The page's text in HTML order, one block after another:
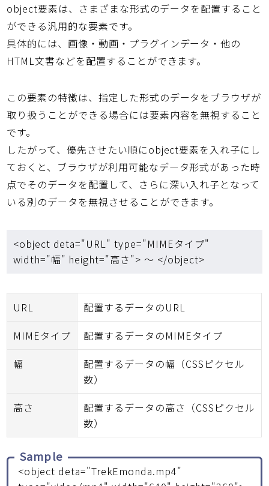
object要素は、さまざまな形式のデータを配置すること
ができる汎用的な要素です。
具体的には、画像・動画・プラグインデータ・他の
HTML文書などを配置することができます。
この要素の特徴は、指定した形式のデータをブラウザが
取り扱うことができる場合には要素内容を無視すること
です。
したがって、優先させたい順にobject要素を入れ子にし
ておくと、ブラウザが利用可能なデータ形式があった時
点でそのデータを配置して、さらに深い入れ子となって
いる別のデータを無視させることができます。
<object deta="URL" type="MIMEタイプ"
width="幅" height="高さ"> ～ </object>
URL
配置するデータのURL
MIMEタイプ
配置するデータのMIMEタイプ
幅
配置するデータの幅（CSSピクセル
数）
高さ
配置するデータの高さ（CSSピクセル
数）
Sample
<object deta="TrekEmonda.mp4"